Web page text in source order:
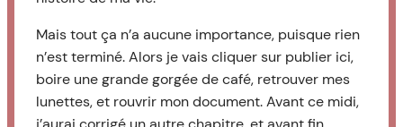
Mais tout ça n’a aucune importance, puisque rien
n’est terminé. Alors je vais cliquer sur publier ici,
boire une grande gorgée de café, retrouver mes
lunettes, et rouvrir mon document. Avant ce midi,